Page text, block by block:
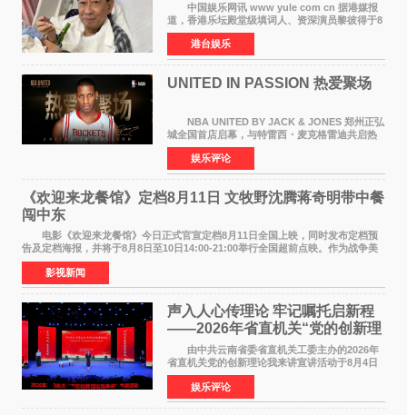
中国娱乐网讯 www yule com cn 据港媒报
道，香港乐坛殿堂级填词人、资深演员黎彼得于8
月5日上午因病离世，终年76岁。好友钟志光透
露，黎彼得今年3月中风后便卧床休养，身体机能
持续衰退，最
港台娱乐
UNITED IN PASSION 热爱聚场
NBA UNITED BY JACK & JONES 郑州正弘
城全国首店启幕，与特雷西・麦克格雷迪共启热
爱 2026 年7 月21 日，
NBAUNITEDBYJACK&JONES 全国首店，于郑
州正弘城正式启幕。NBA 传奇球星
娱乐评论
《欢迎来龙餐馆》定档8月11日 文牧野沈腾蒋奇明带中餐
闯中东
电影《欢迎来龙餐馆》今日正式官宣定档8月11日全国上映，同时发布定档预
告及定档海报，并将于8月8日至10日14:00-21:00举行全国超前点映。作为战争美
食大片，影片讲述的是中国厨师徐福（沈腾
影视新闻
声入人心传理论 牢记嘱托启新程
——2026年省直机关“党的创新理
论我来讲”宣讲活动圆满落幕
由中共云南省委省直机关工委主办的2026年
省直机关党的创新理论我来讲宣讲活动于8月4日
至5日在昆明举办。活动以 "牢记嘱托 感恩奋进
开创云南发展新局面 "为主题，坚持以新时代中国
特色社会主义
娱乐评论